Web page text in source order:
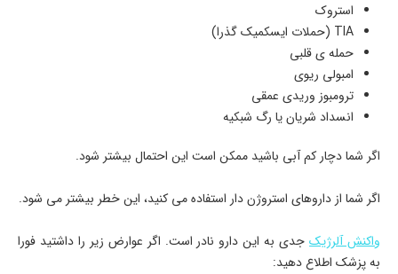
استروک
TIA (حملات ایسکمیک گذرا)
حمله ی قلبی
امبولی ریوی
ترومبوز وریدی عمقی
انسداد شریان یا رگ شبکیه
اگر شما دچار کم آبی باشید ممکن است این احتمال بیشتر شود.
اگر شما از داروهای استروژن دار استفاده می کنید، این خطر بیشتر می شود.
واکنش آلرژیکجدی به این دارو نادر است. اگر عوارض زیر را داشتید فورا
به پزشک اطلاع دهید: